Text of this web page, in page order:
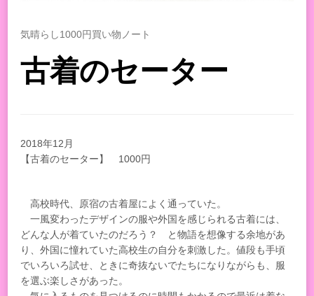
気晴らし1000円買い物ノート
古着のセーター
2018年12月
【古着のセーター】 1000円
高校時代、原宿の古着屋によく通っていた。
一風変わったデザインの服や外国を感じられる古着には、
どんな人が着ていたのだろう？ と物語を想像する余地があ
り、外国に憧れていた高校生の自分を刺激した。値段も手頃
でいろいろ試せ、ときに奇抜ないでたちになりながらも、服
を選ぶ楽しさがあった。